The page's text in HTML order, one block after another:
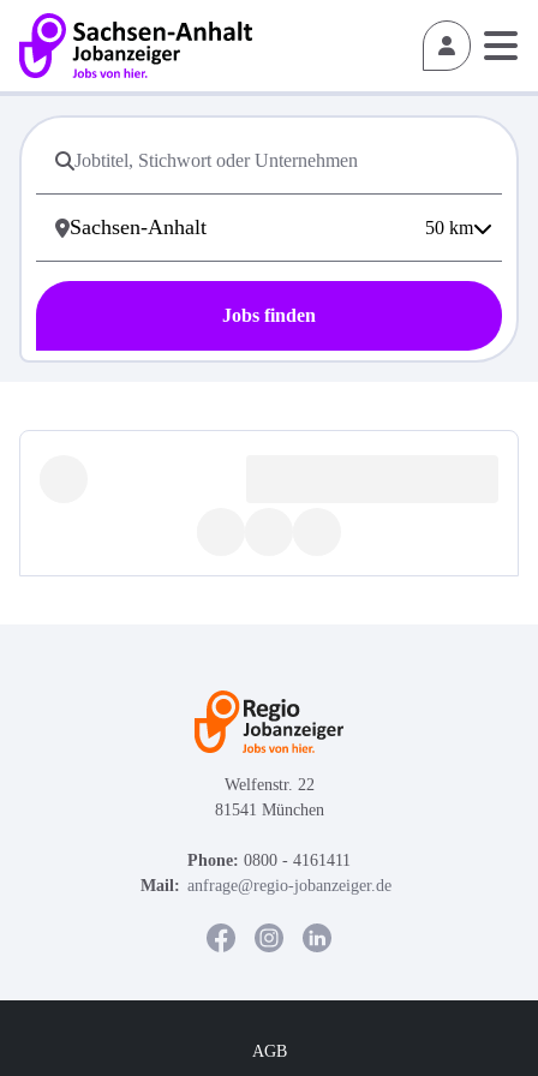
50 km
Jobs finden
Welfenstr. 22
81541 München
Phone: 0800 - 4161411
Mail: anfrage@regio-jobanzeiger.de
AGB